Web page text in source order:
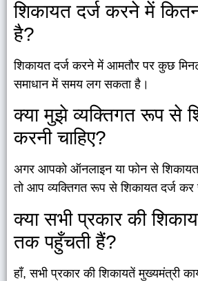
शिकायत दर्ज करने में
है?
शिकायत दर्ज करने में आमतौर पर कुछ
समाधान में समय लग सकता है।
क्या मुझे व्यक्तिगत रूप से
करनी चाहिए?
अगर आपको ऑनलाइन या फोन से
तो आप व्यक्तिगत रूप से शिकायत दर्ज
क्या सभी प्रकार की
तक पहुँचती हैं?
हाँ, सभी प्रकार की शिकायतें मुख्यमंत्री